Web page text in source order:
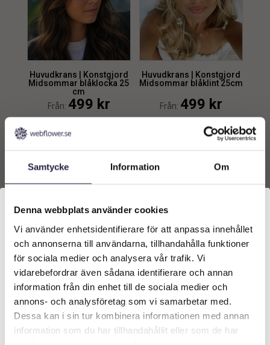
Samtycke Information Om
Denna webbplats använder cookies
Vi använder enhetsidentifierare för att anpassa innehållet
och annonserna till användarna, tillhandahålla funktioner
för sociala medier och analysera vår trafik. Vi
vidarebefordrar även sådana identifierare och annan
information från din enhet till de sociala medier och
annons- och analysföretag som vi samarbetar med.
Dessa kan i sin tur kombinera informationen med annan
information som du har tillhandahållit eller som de har
Huvudkrans | Konstgjord
Midsommar blåklocka 25
cm
Från: 499 kr
Lägg till i
Huvudkrans | Konstgjord
Midsommar blåklint 25cm
Från: 499 kr
Lägg till i
Huvudkrans | Konstgjord
Midsommar ros 25 cm
499 kr
Krans | Konstgjord
Lavendel lila 25 cm
279 kr
Välkommen till Webflower
Vilken typ av kund är du? Du kan alltid justera ditt val
längst upp på sidan.
Företagskund (exkl. moms)
Privatkund (inkl. moms)